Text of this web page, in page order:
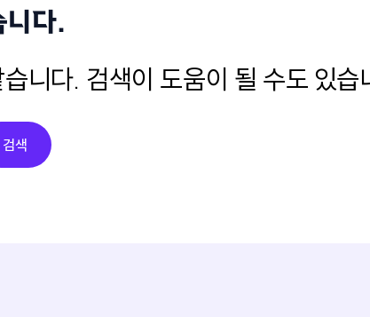
니다.
니다. 검색이 도움이 될 수도 있습